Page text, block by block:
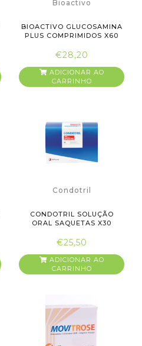
Bioactivo
BIOACTIVO GLUCOSAMINA
PLUS COMPRIMIDOS X60
€28,20
ADICIONAR AO
CARRINHO
Condotril
CONDOTRIL SOLUÇÃO
ORAL SAQUETAS X30
€25,50
ADICIONAR AO
CARRINHO